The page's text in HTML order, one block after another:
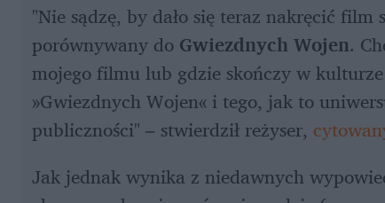
"Nie sądzę, by dało się teraz nakręcić
porównywany do Gwiezdnych Wojen.
mojego filmu lub gdzie skończy w
»Gwiezdnych Wojen« i tego, jak to
publiczności" – stwierdził reżyser,
Jak jednak wynika z niedawnych